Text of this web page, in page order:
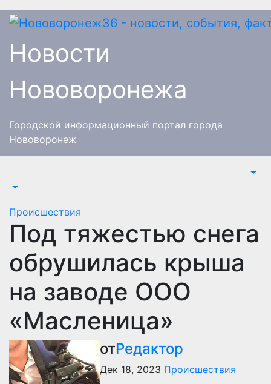
Перейти
Новости
Нововоронежа
Городской информационный портал города
Нововоронеж
Происшествия
Под тяжестью снега
обрушилась крыша
на заводе ООО
«Масленица»
отРедактор
Дек 18, 2023 Происшествия